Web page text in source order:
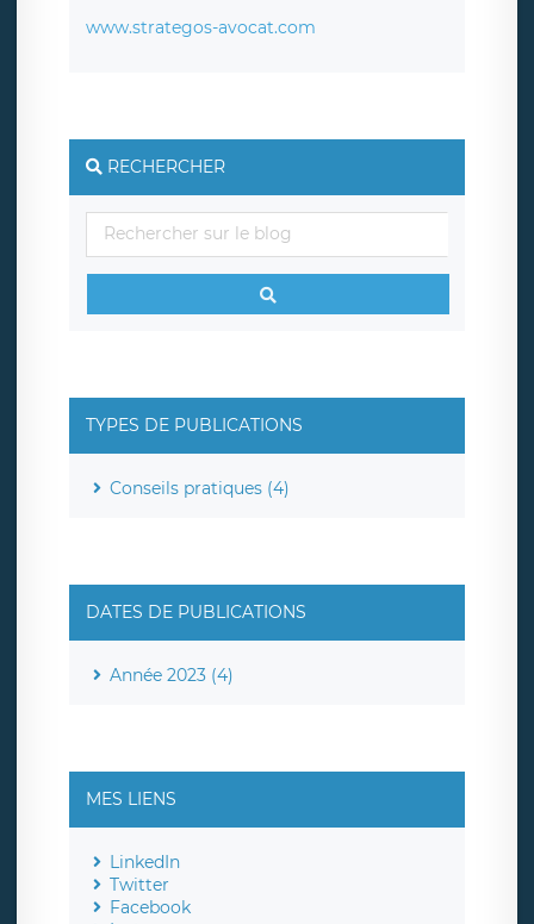
www.strategos-avocat.com
RECHERCHER
TYPES DE PUBLICATIONS
Conseils pratiques (4)
DATES DE PUBLICATIONS
Année 2023 (4)
MES LIENS
LinkedIn
Twitter
Facebook